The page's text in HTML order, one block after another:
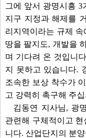
그에 앞서 광명시흥
지구 지정과 해제를
리지역이라는 규제
땅을 팔지도, 개발을
며 기다려 온 것입니
지 못하고 있습니다.
조속한 보상 착수가
고 강력히 촉구해 주
김동연 지사님, 광
관련해 구체적이고
니다. 산업단지의 분